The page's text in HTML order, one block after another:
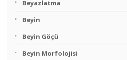
Beyazlatma
Beyin
Beyin Göçü
Beyin Morfolojisi